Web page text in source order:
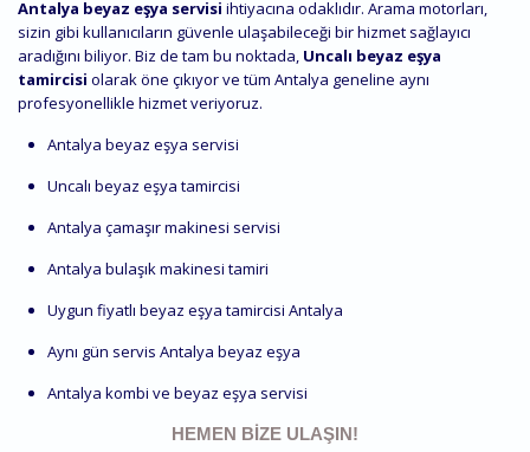
Antalya beyaz eşya servisi ihtiyacına odaklıdır. Arama motorları,
sizin gibi kullanıcıların güvenle ulaşabileceği bir hizmet sağlayıcı
aradığını biliyor. Biz de tam bu noktada, Uncalı beyaz eşya
tamircisi olarak öne çıkıyor ve tüm Antalya geneline aynı
profesyonellikle hizmet veriyoruz.
Antalya beyaz eşya servisi
Uncalı beyaz eşya tamircisi
Antalya çamaşır makinesi servisi
Antalya bulaşık makinesi tamiri
Uygun fiyatlı beyaz eşya tamircisi Antalya
Aynı gün servis Antalya beyaz eşya
Antalya kombi ve beyaz eşya servisi
HEMEN BIZE ULAŞIN!